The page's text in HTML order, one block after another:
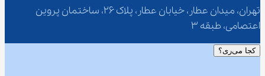
تهران، میدان عطار، خیابان عطار، پلاک 26، ساختمان پروین
اعتصامی، طبقه 3
کجا می‌ری؟